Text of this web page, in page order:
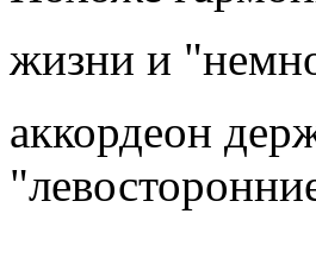
жизни и
аккордеон